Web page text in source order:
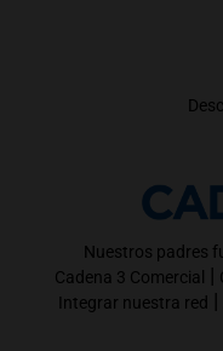
Nuestros padres
Cadena 3 Comercial |
Integrar nuestra red |